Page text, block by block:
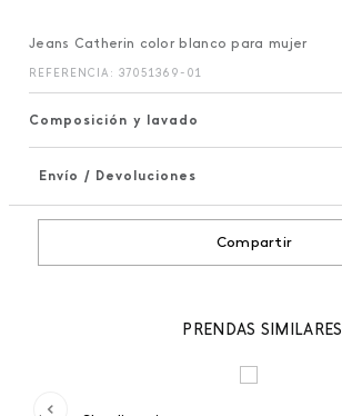
Jeans Catherin color blanco para mujer
REFERENCIA : 37051369-01
Composición y lavado
Envío / Devoluciones
Compartir
PRENDAS SIMILARES